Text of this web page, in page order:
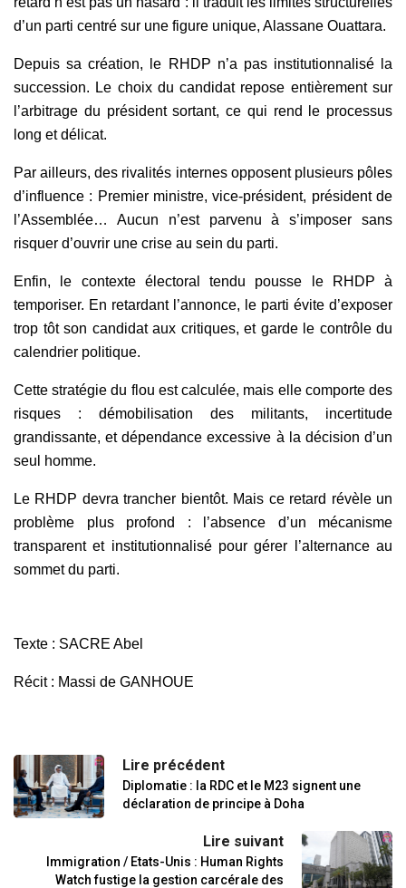
d’un parti centré sur une figure unique, Alassane Ouattara.
Depuis sa création, le RHDP n’a pas institutionnalisé la
succession. Le choix du candidat repose entièrement sur
l’arbitrage du président sortant, ce qui rend le processus
long et délicat.
Par ailleurs, des rivalités internes opposent plusieurs pôles
d’influence : Premier ministre, vice-président, président de
l’Assemblée… Aucun n’est parvenu à s’imposer sans
risquer d’ouvrir une crise au sein du parti.
Enfin, le contexte électoral tendu pousse le RHDP à
temporiser. En retardant l’annonce, le parti évite d’exposer
trop tôt son candidat aux critiques, et garde le contrôle du
calendrier politique.
Cette stratégie du flou est calculée, mais elle comporte des
risques : démobilisation des militants, incertitude
grandissante, et dépendance excessive à la décision d’un
seul homme.
Le RHDP devra trancher bientôt. Mais ce retard révèle un
problème plus profond : l’absence d’un mécanisme
transparent et institutionnalisé pour gérer l’alternance au
sommet du parti.
Texte : SACRE Abel
Récit : Massi de GANHOUE
Lire précédent
Diplomatie : la RDC et le M23 signent une
déclaration de principe à Doha
Lire suivant
Immigration / Etats-Unis : Human Rights
Watch fustige la gestion carcérale des